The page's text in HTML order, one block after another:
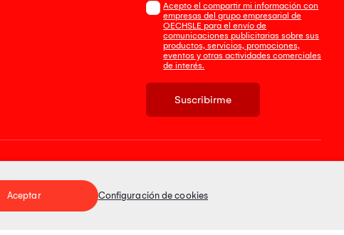
Acepto el compartir mi información con
empresas del grupo empresarial de
OECHSLE para el envío de
comunicaciones publicitarias sobre sus
productos, servicios, promociones,
eventos y otras actividades comerciales
de interés.
Suscribirme
Tienda 100% Segura
Aceptar Configuración de cookies